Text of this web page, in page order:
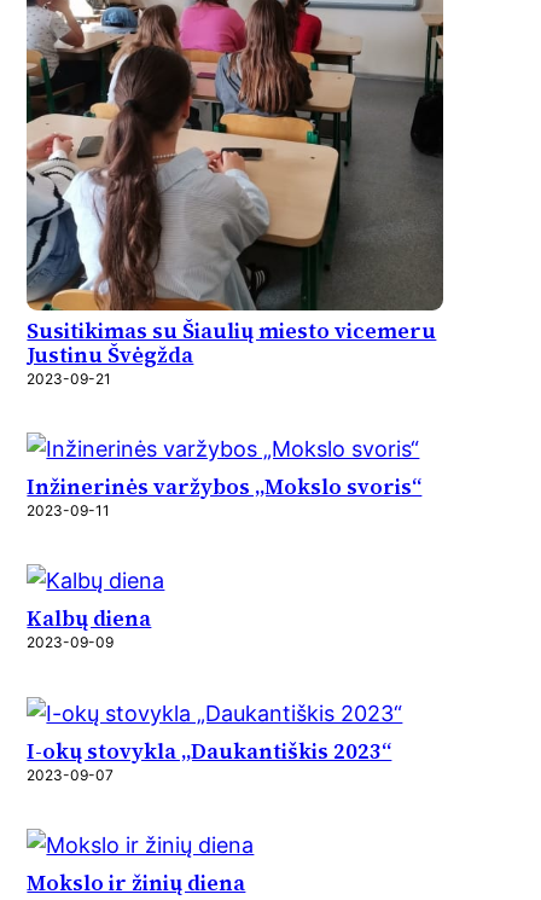
Susitikimas su Šiaulių miesto vicemeru
Justinu Švėgžda
2023-09-21
Inžinerinės varžybos „Mokslo svoris“
2023-09-11
Kalbų diena
2023-09-09
I-okų stovykla „Daukantiškis 2023“
2023-09-07
Mokslo ir žinių diena